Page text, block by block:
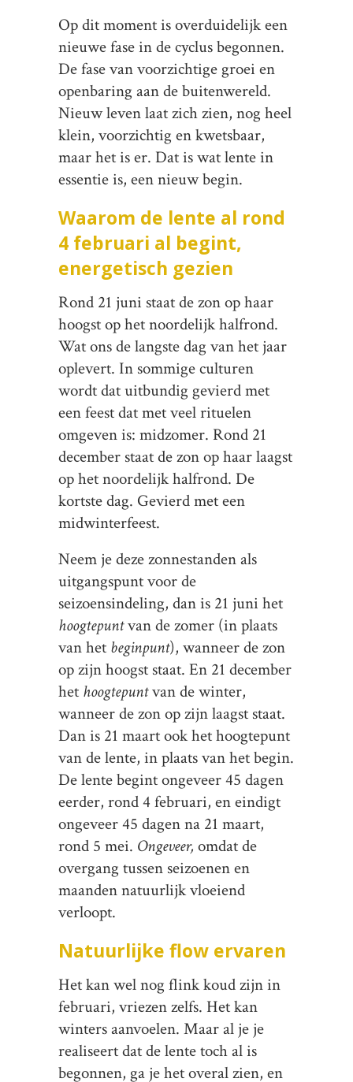
Op dit moment is overduidelijk een
nieuwe fase in de cyclus begonnen.
De fase van voorzichtige groei en
openbaring aan de buitenwereld.
Nieuw leven laat zich zien, nog heel
klein, voorzichtig en kwetsbaar,
maar het is er. Dat is wat lente in
essentie is, een nieuw begin.
Waarom de lente al rond
4 februari al begint,
energetisch gezien
Rond 21 juni staat de zon op haar
hoogst op het noordelijk halfrond.
Wat ons de langste dag van het jaar
oplevert. In sommige culturen
wordt dat uitbundig gevierd met
een feest dat met veel rituelen
omgeven is: midzomer. Rond 21
december staat de zon op haar laagst
op het noordelijk halfrond. De
kortste dag. Gevierd met een
midwinterfeest.
Neem je deze zonnestanden als
uitgangspunt voor de
seizoensindeling, dan is 21 juni het
hoogtepuntvan de zomer (in plaats
van het beginpunt), wanneer de zon
op zijn hoogst staat. En 21 december
het hoogtepuntvan de winter,
wanneer de zon op zijn laagst staat.
Dan is 21 maart ook het hoogtepunt
van de lente, in plaats van het begin.
De lente begint ongeveer 45 dagen
eerder, rond 4 februari, en eindigt
ongeveer 45 dagen na 21 maart,
rond 5 mei. Ongeveer, omdat de
overgang tussen seizoenen en
maanden natuurlijk vloeiend
verloopt.
Natuurlijke flow ervaren
Het kan wel nog flink koud zijn in
februari, vriezen zelfs. Het kan
winters aanvoelen. Maar al je je
realiseert dat de lente toch al is
begonnen, ga je het overal zien, en